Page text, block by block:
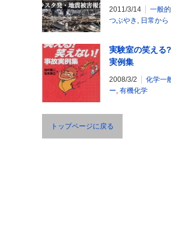
2011/3/14 一般
つぶやき , 日常から
実験室の笑える
実例集
2008/3/2 化学一
ー, 有機化学
トップページに戻る